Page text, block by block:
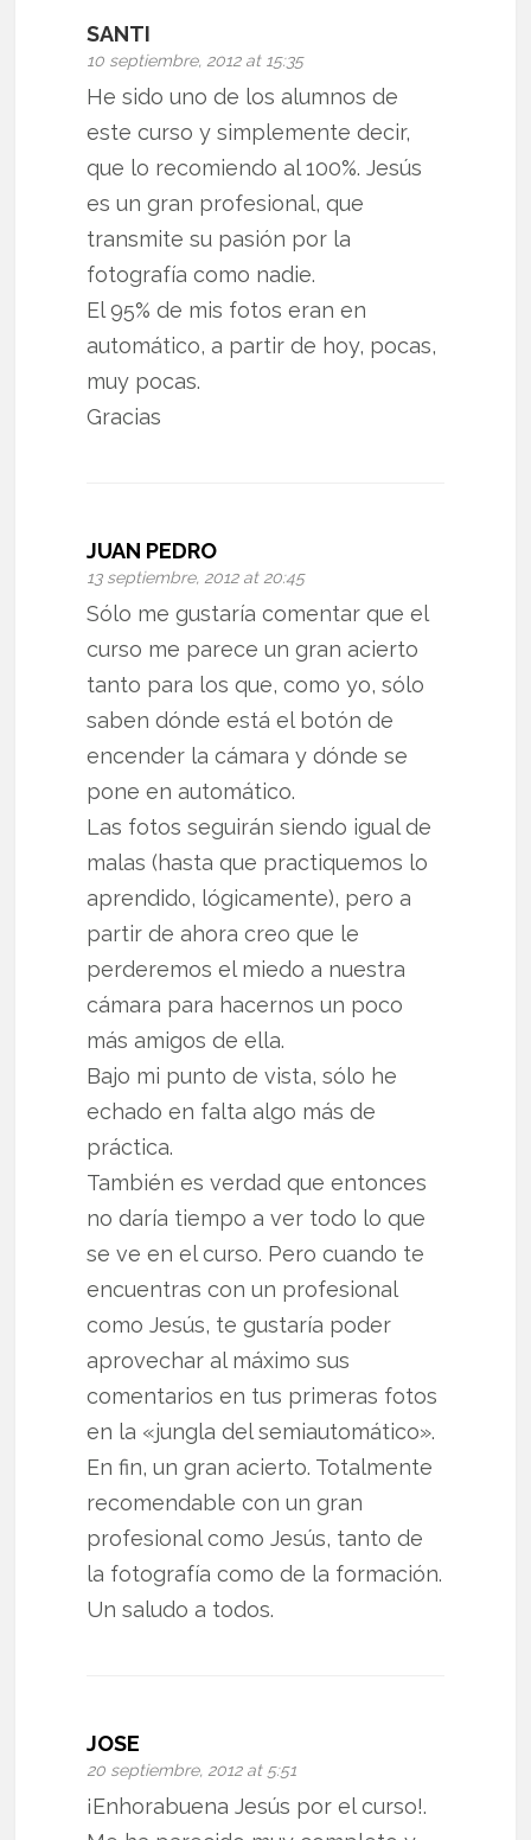
SANTI
10 septiembre, 2012 at 15:35
He sido uno de los alumnos de
este curso y simplemente decir,
que lo recomiendo al 100%. Jesús
es un gran profesional, que
transmite su pasión por la
fotografía como nadie.
El 95% de mis fotos eran en
automático, a partir de hoy, pocas,
muy pocas.
Gracias
JUAN PEDRO
13 septiembre, 2012 at 20:45
Sólo me gustaría comentar que el
curso me parece un gran acierto
tanto para los que, como yo, sólo
saben dónde está el botón de
encender la cámara y dónde se
pone en automático.
Las fotos seguirán siendo igual de
malas (hasta que practiquemos lo
aprendido, lógicamente), pero a
partir de ahora creo que le
perderemos el miedo a nuestra
cámara para hacernos un poco
más amigos de ella.
Bajo mi punto de vista, sólo he
echado en falta algo más de
práctica.
También es verdad que entonces
no daría tiempo a ver todo lo que
se ve en el curso. Pero cuando te
encuentras con un profesional
como Jesús, te gustaría poder
aprovechar al máximo sus
comentarios en tus primeras fotos
en la «jungla del semiautomático».
En fin, un gran acierto. Totalmente
recomendable con un gran
profesional como Jesús, tanto de
la fotografía como de la formación.
Un saludo a todos.
JOSE
20 septiembre, 2012 at 5:51
¡Enhorabuena Jesús por el curso!.